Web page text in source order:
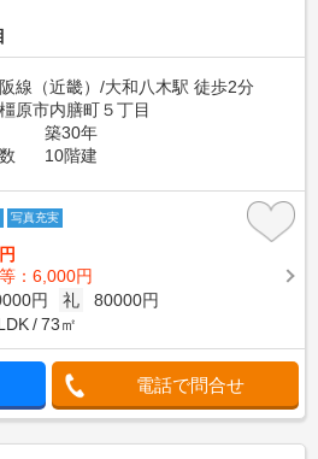
線（近畿）/大和八木駅 徒歩2分
原市内膳町５丁目
築30年
10階建
写真充実
：6,000円
円 礼
80000円
73㎡
電話で問合せ